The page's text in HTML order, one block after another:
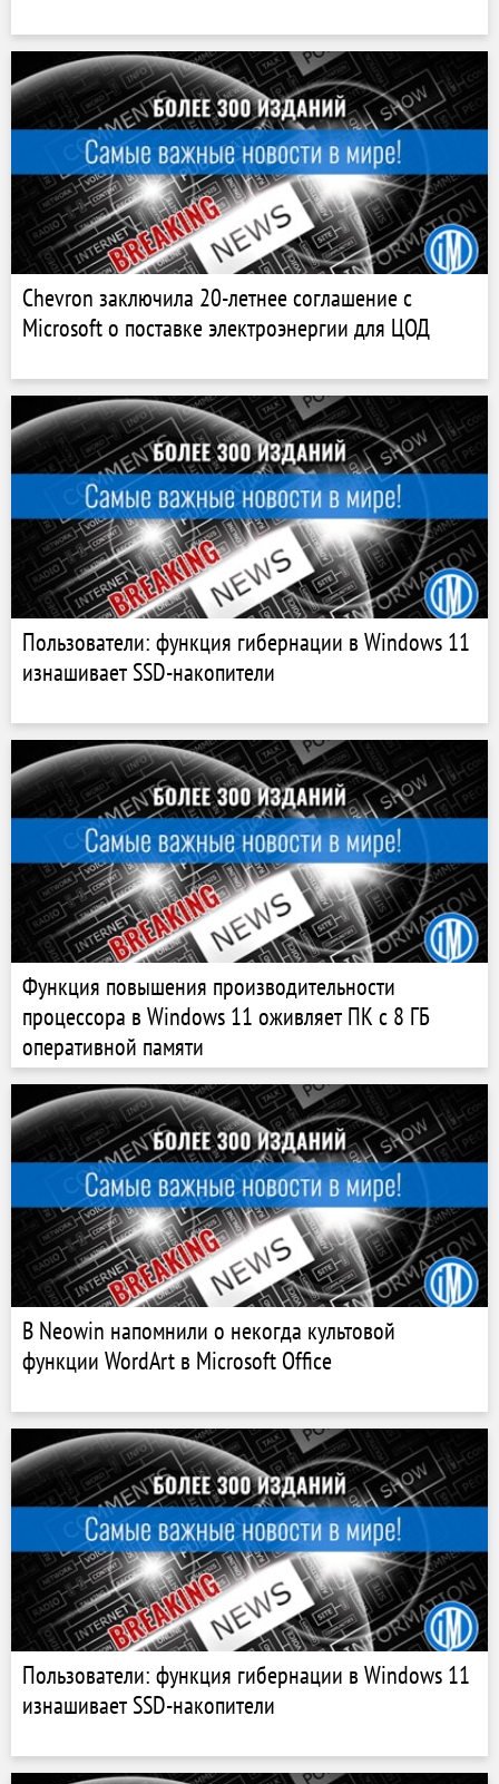
Chevron заключила 20-летнее соглашение с
Microsoft о поставке электроэнергии для ЦОД
Пользователи: функция гибернации в Windows 11
изнашивает SSD-накопители
Функция повышения производительности
процессора в Windows 11 оживляет ПК с 8 ГБ
оперативной памяти
В Neowin напомнили о некогда культовой
функции WordArt в Microsoft Office
Пользователи: функция гибернации в Windows 11
изнашивает SSD-накопители